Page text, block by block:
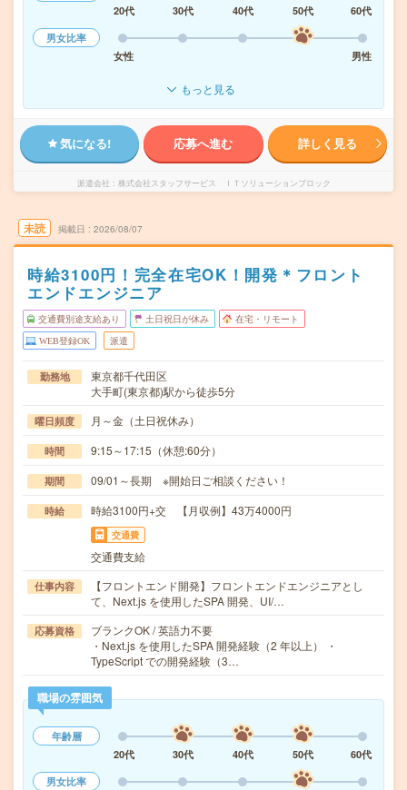
20代
30代 40代 50代
60代
男女比率
女性
男性
もっと見る
気になる! 応募へ進む 詳しく見る
派遣会社 株式会社スタッフサービス ＩＴソリューションブロック
未読 掲載日 2026/08/07
時給3100円！完全在宅OK！開発＊フロント
エンドエンジニア
交通費別途支給あり 土日祝日が休み 在宅・リモート
WEB登録OK 派遣
勤務地
東京都千代田区
大手町(東京都)駅から徒歩5分
曜日頻度 月～金（土日祝休み）
時間 9:15～17:15（休憩:60分）
期間 09/01～長期 ※開始日ご相談ください！
時給 時給3100円+交 【月収例】43万4000円
交通費
交通費支給
仕事内容
【フロントエンド開発】フロントエンドエンジニアとし
て、Next.js を使用したSPA 開発、UI/…
応募資格
ブランクOK / 英語力不要
・Next.js を使用したSPA 開発経験（2 年以上） ・
TypeScript での開発経験（3…
職場の雰囲気
年齢層
20代
30代 40代 50代
60代
男女比率